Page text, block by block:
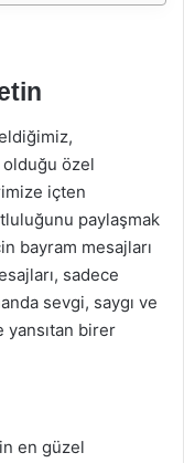
olduğu özel
içten
paylaşmak
bayram mesajları
sadece
sevgi, saygı ve
yansıtan birer
en güzel